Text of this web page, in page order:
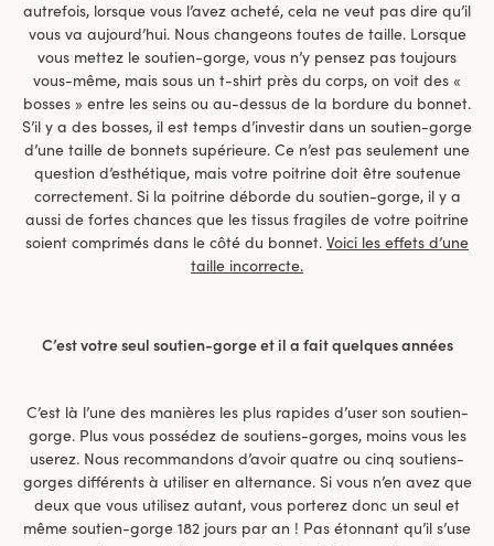
autrefois, lorsque vous l’avez acheté, cela ne veut pas dire qu’il
vous va aujourd’hui. Nous changeons toutes de taille. Lorsque
vous mettez le soutien-gorge, vous n’y pensez pas toujours
vous-même, mais sous un t-shirt près du corps, on voit des «
bosses » entre les seins ou au-dessus de la bordure du bonnet.
S’il y a des bosses, il est temps d’investir dans un soutien-gorge
d’une taille de bonnets supérieure. Ce n’est pas seulement une
question d’esthétique, mais votre poitrine doit être soutenue
correctement. Si la poitrine déborde du soutien-gorge, il y a
aussi de fortes chances que les tissus fragiles de votre poitrine
soient comprimés dans le côté du bonnet. Voici les effets d’une
taille incorrecte.
C’est votre seul soutien-gorge et il a fait quelques années
C’est là l’une des manières les plus rapides d’user son soutien-
gorge. Plus vous possédez de soutiens-gorges, moins vous les
userez. Nous recommandons d’avoir quatre ou cinq soutiens-
gorges différents à utiliser en alternance. Si vous n’en avez que
deux que vous utilisez autant, vous porterez donc un seul et
même soutien-gorge 182 jours par an ! Pas étonnant qu’il s’use